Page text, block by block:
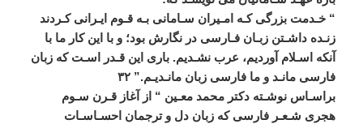
“خـدمت بزرگی کـه امـيران سـامانی بـه قـوم ايـرانی کـردند
زنـده داشـتن زبـان فـارسی در نگارش بود؛ و با اين کار ما با
آنکه اسـلام آورديم، عرب نشـديم.باری اين قـدر اسـت که زبان
فارسی مانـد و ما فارسی زبان مانـديـم.”۳۲
براسـاس نوشـته دکتر محمد معـين “ از آغاز قـرن سـوم
هجری شـعـر فارسی که زبان دل و ترجمان احسـاسـات